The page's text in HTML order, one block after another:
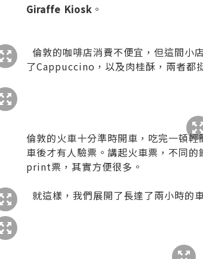
Giraffe Kiosk 。
倫敦的咖啡店消費不便宜，但這間小
了Cappuccino，以及肉桂酥，兩者都
倫敦的火車十分準時開車，吃完一頓
車後才有人驗票。講起火車票，不同
print票，其實方便很多。
就這樣，我們展開了長達了兩小時的